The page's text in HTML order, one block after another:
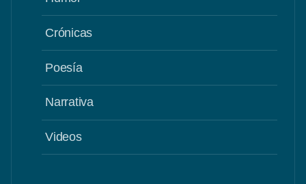
Crónicas
Poesía
Narrativa
Videos